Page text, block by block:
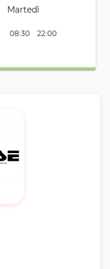
Martedì
08:30 22:00